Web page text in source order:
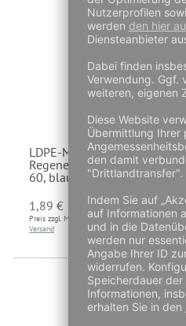
LDPE-Müllsäcke, 120l,
Regenerat, 700 x 1.100mm,
60, blau
1,89 €
Preis zzgl. MwSt und
Versand
2,25 €
Preis inkl. MwSt zzgl.
Versand